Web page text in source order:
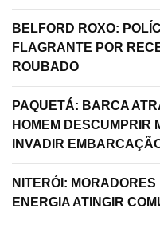
BELFORD ROXO:
FLAGRANTE POR
ROUBADO
PAQUETÁ: BARCA
HOMEM DESCUMPRIR
INVADIR
NITERÓI:
ENERGIA ATINGIR